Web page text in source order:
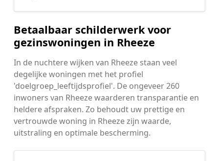
Betaalbaar schilderwerk voor
gezinswoningen in Rheeze
In de nuchtere wijken van Rheeze staan veel
degelijke woningen met het profiel
'doelgroep_leeftijdsprofiel'. De ongeveer 260
inwoners van Rheeze waarderen transparantie en
heldere afspraken. Zo behoudt uw prettige en
vertrouwde woning in Rheeze zijn waarde,
uitstraling en optimale bescherming.